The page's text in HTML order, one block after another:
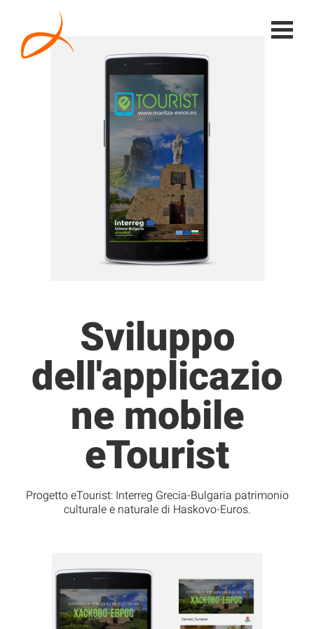
Sviluppo
dell'applicazio
ne mobile
eTourist
Progetto eTourist: Interreg Grecia-Bulgaria patrimonio
culturale e naturale di Haskovo-Euros.